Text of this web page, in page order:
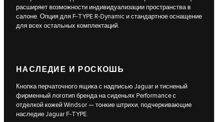
расширяет возможности индивидуализации пространства в
салоне. Опция для F-TYPE R-Dynamic и стандартное оснащение
для всех остальных комплектаций.
НАСЛЕДИЕ И РОСКОШЬ
Кнопка перчаточного ящика с надписью Jaguar и тисненый
фирменный логотип бренда на сиденьях Performance с
отделкой кожей Windsor — тонкие штрихи, подчеркивающие
наследие Jaguar F-TYPE.